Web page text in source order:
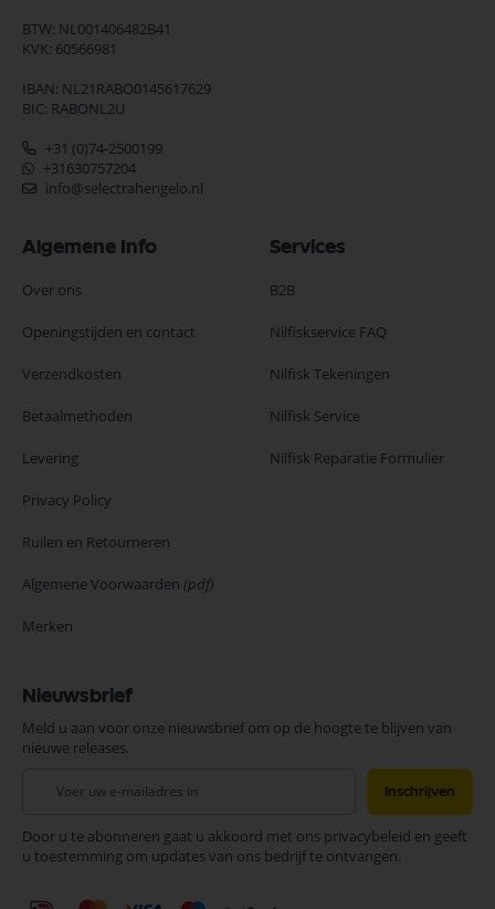
BTW: NL001406482B41
KVK: 60566981
IBAN: NL21RABO0145617629
BIC: RABONL2U
+31 (0)74-2500199
+31630757204
info@selectrahengelo.nl
Algemene Info
Over ons
Openingstijden en contact
Verzendkosten
Betaalmethoden
Levering
Privacy Policy
Ruilen en Retourneren
Algemene Voorwaarden (pdf)
Merken
Services
B2B
Nilfiskservice FAQ
Nilfisk Tekeningen
Nilfisk Service
Nilfisk Reparatie Formulier
Nieuwsbrief
Meld u aan voor onze nieuwsbrief om op de hoogte te blijven van
nieuwe releases.
onze
nieuwsbrief
Inschrijven
Door u te abonneren gaat u akkoord met ons privacybeleid en geeft
u toestemming om updates van ons bedrijf te ontvangen.